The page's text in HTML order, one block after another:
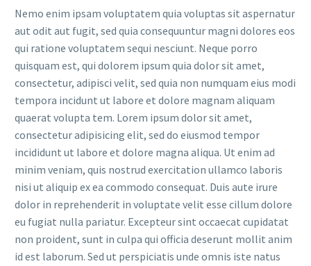
Nemo enim ipsam voluptatem quia voluptas sit aspernatur
aut odit aut fugit, sed quia consequuntur magni dolores eos
qui ratione voluptatem sequi nesciunt. Neque porro
quisquam est, qui dolorem ipsum quia dolor sit amet,
consectetur, adipisci velit, sed quia non numquam eius modi
tempora incidunt ut labore et dolore magnam aliquam
quaerat volupta tem. Lorem ipsum dolor sit amet,
consectetur adipisicing elit, sed do eiusmod tempor
incididunt ut labore et dolore magna aliqua. Ut enim ad
minim veniam, quis nostrud exercitation ullamco laboris
nisi ut aliquip ex ea commodo consequat. Duis aute irure
dolor in reprehenderit in voluptate velit esse cillum dolore
eu fugiat nulla pariatur. Excepteur sint occaecat cupidatat
non proident, sunt in culpa qui officia deserunt mollit anim
id est laborum. Sed ut perspiciatis unde omnis iste natus